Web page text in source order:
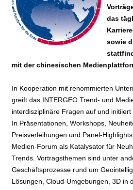
das
sowie
mit der chinesischen
In Kooperation mit renommierten
greift das INTERGEO Trend- und
interdisziplinäre Fragen auf und initiiert
In Präsentationen, Workshops,
Preisverleihungen und Panel-
Medien-Forum als Katalysator für
Trends. Vortragsthemen sind unter
Geschäftsprozesse rund um
Lösungen, Cloud-Umgebungen, 3D in